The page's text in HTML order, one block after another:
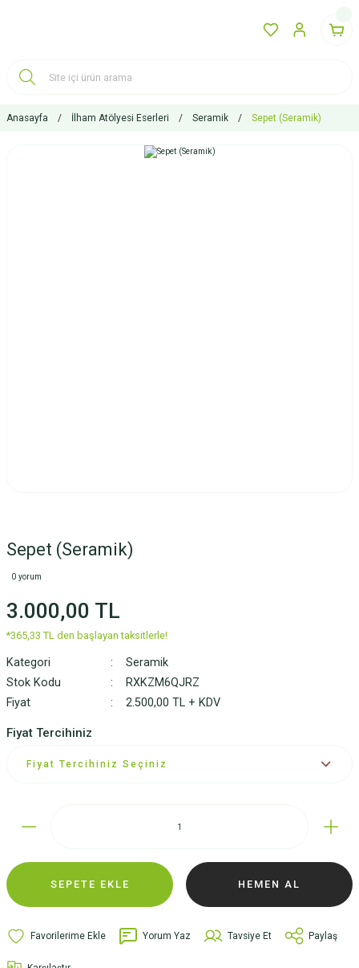
Anasayfa İlham Atölyesi Eserleri Seramik Sepet (Seramik)
Sepet (Seramik)
0 yorum
3.000,00 TL
*365,33 TL den başlayan taksitlerle!
Kategori
Seramik
Stok Kodu
RXKZM6QJRZ
Fiyat
2.500,00 TL + KDV
Fiyat Tercihiniz
SEPETE EKLE HEMEN AL
Yorum Yaz Tavsiye Et Paylaş